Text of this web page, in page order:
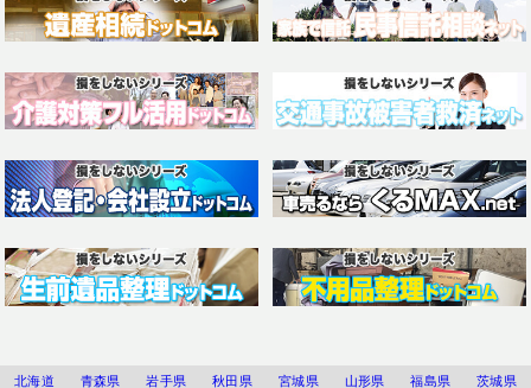
北海道 青森県 岩手県 秋田県 宮城県 山形県 福島県 茨城県